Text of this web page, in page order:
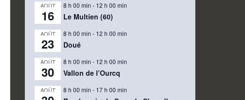
AOÛT
16
8 h 00 min - 12 h 00 min
Le Multien (60)
AOÛT
23
8 h 00 min - 12 h 00 min
Doué
AOÛT
30
8 h 00 min - 12 h 00 min
Vallon de l’Ourcq
AOÛT 8 h 00 min - 17 h 00 min